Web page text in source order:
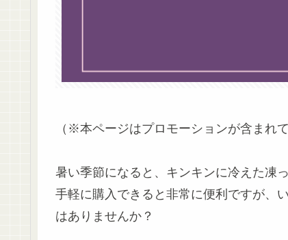
（※本ページはプロモーションが含まれて
暑い季節になると、キンキンに冷えた凍
手軽に購入できると非常に便利ですが、
はありませんか？